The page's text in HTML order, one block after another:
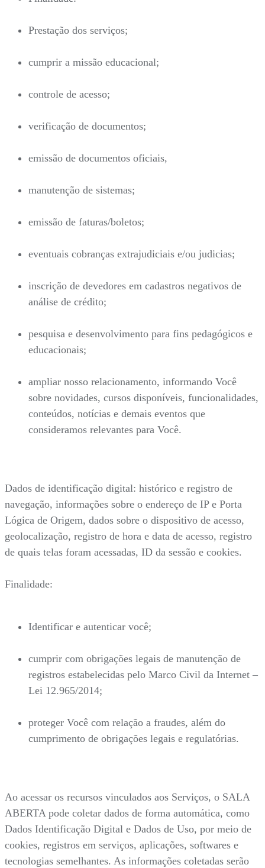
Prestação dos serviços;
cumprir a missão educacional;
controle de acesso;
verificação de documentos;
emissão de documentos oficiais,
manutenção de sistemas;
emissão de faturas/boletos;
eventuais cobranças extrajudiciais e/ou judicias;
inscrição de devedores em cadastros negativos de
análise de crédito;
pesquisa e desenvolvimento para fins pedagógicos e
educacionais;
ampliar nosso relacionamento, informando Você
sobre novidades, cursos disponíveis, funcionalidades,
conteúdos, notícias e demais eventos que
consideramos relevantes para Você.
Dados de identificação digital: histórico e registro de
navegação, informações sobre o endereço de IP e Porta
Lógica de Origem, dados sobre o dispositivo de acesso,
geolocalização, registro de hora e data de acesso, registro
de quais telas foram acessadas, ID da sessão e cookies.
Finalidade:
Identificar e autenticar você;
cumprir com obrigações legais de manutenção de
registros estabelecidas pelo Marco Civil da Internet –
Lei 12.965/2014;
proteger Você com relação a fraudes, além do
cumprimento de obrigações legais e regulatórias.
Ao acessar os recursos vinculados aos Serviços, o SALA
ABERTA pode coletar dados de forma automática, como
Dados Identificação Digital e Dados de Uso, por meio de
cookies, registros em serviços, aplicações, softwares e
tecnologias semelhantes. As informações coletadas serão